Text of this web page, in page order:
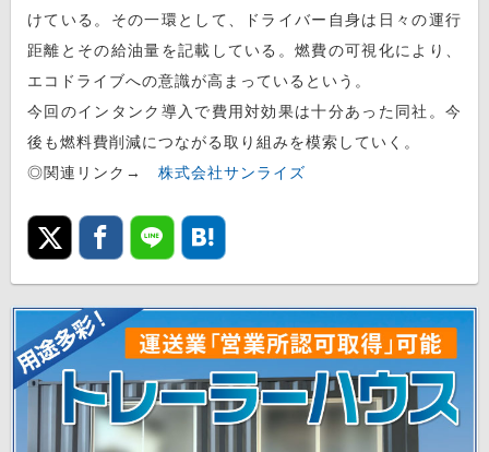
けている。その一環として、ドライバー自身は日々の運行
距離とその給油量を記載している。燃費の可視化により、
エコドライブへの意識が高まっているという。
今回のインタンク導入で費用対効果は十分あった同社。今
後も燃料費削減につながる取り組みを模索していく。
◎関連リンク→ 株式会社サンライズ